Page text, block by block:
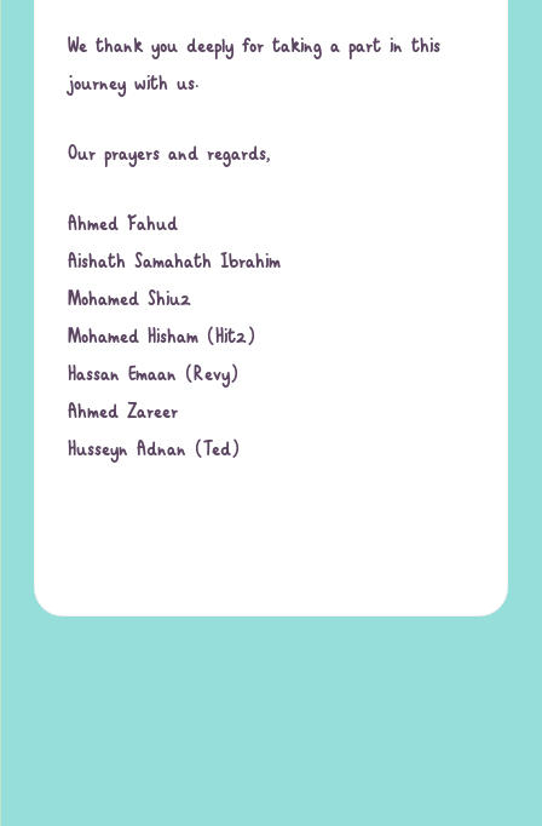
We thank you deeply for taking a part in this
journey with us.
Our prayers and regards,
Ahmed Fahud
Aishath Samahath Ibrahim
Mohamed Shiuz
Mohamed Hisham (Hitz)
Hassan Emaan (Revy)
Ahmed Zareer
Husseyn Adnan (Ted)